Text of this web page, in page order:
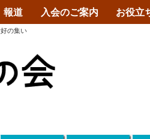
報道 入会のご案内 お役立
の集い